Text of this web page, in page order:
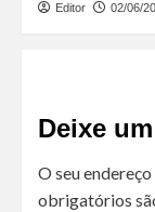
Editor 02/06/
Deixe
O seu
obrigatórios